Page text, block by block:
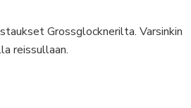
Grossglocknerilta. Varsinkin
reissullaan.